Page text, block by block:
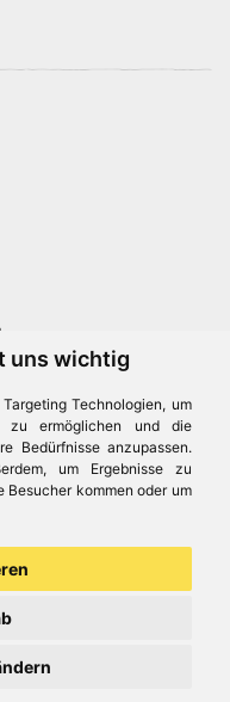
uns wichtig
Technologien, um
zu ermöglichen und die
Bedürfnisse anzupassen.
um Ergebnisse zu
Besucher kommen oder um